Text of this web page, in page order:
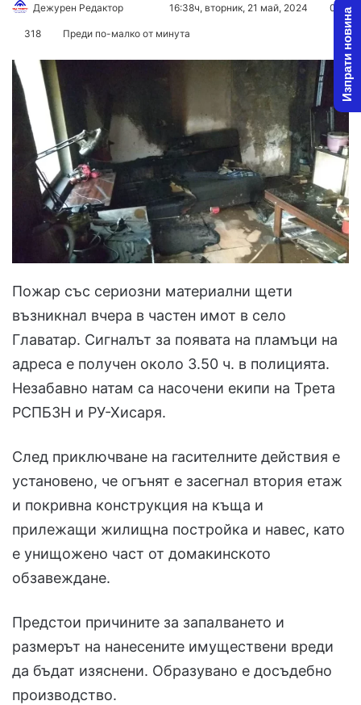
Дежурен Редактор
Send16:38ч, вторник, 21 май, 2024 0
318 Преди по-малко от минута
Пожар със сериозни материални щети
възникнал вчера в частен имот в село
Главатар. Сигналът за появата на пламъци на
адреса е получен около 3.50 ч. в полицията.
Незабавно натам са насочени екипи на Трета
РСПБЗН и РУ-Хисаря.
След приключване на гасителните действия е
установено, че огънят е засегнал втория етаж
и покривна конструкция на къща и
прилежащи жилищна постройка и навес, като
е унищожено част от домакинското
обзавеждане.
Предстои причините за запалването и
размерът на нанесените имуществени вреди
да бъдат изяснени. Образувано е досъдебно
производство.
Изпрати новина